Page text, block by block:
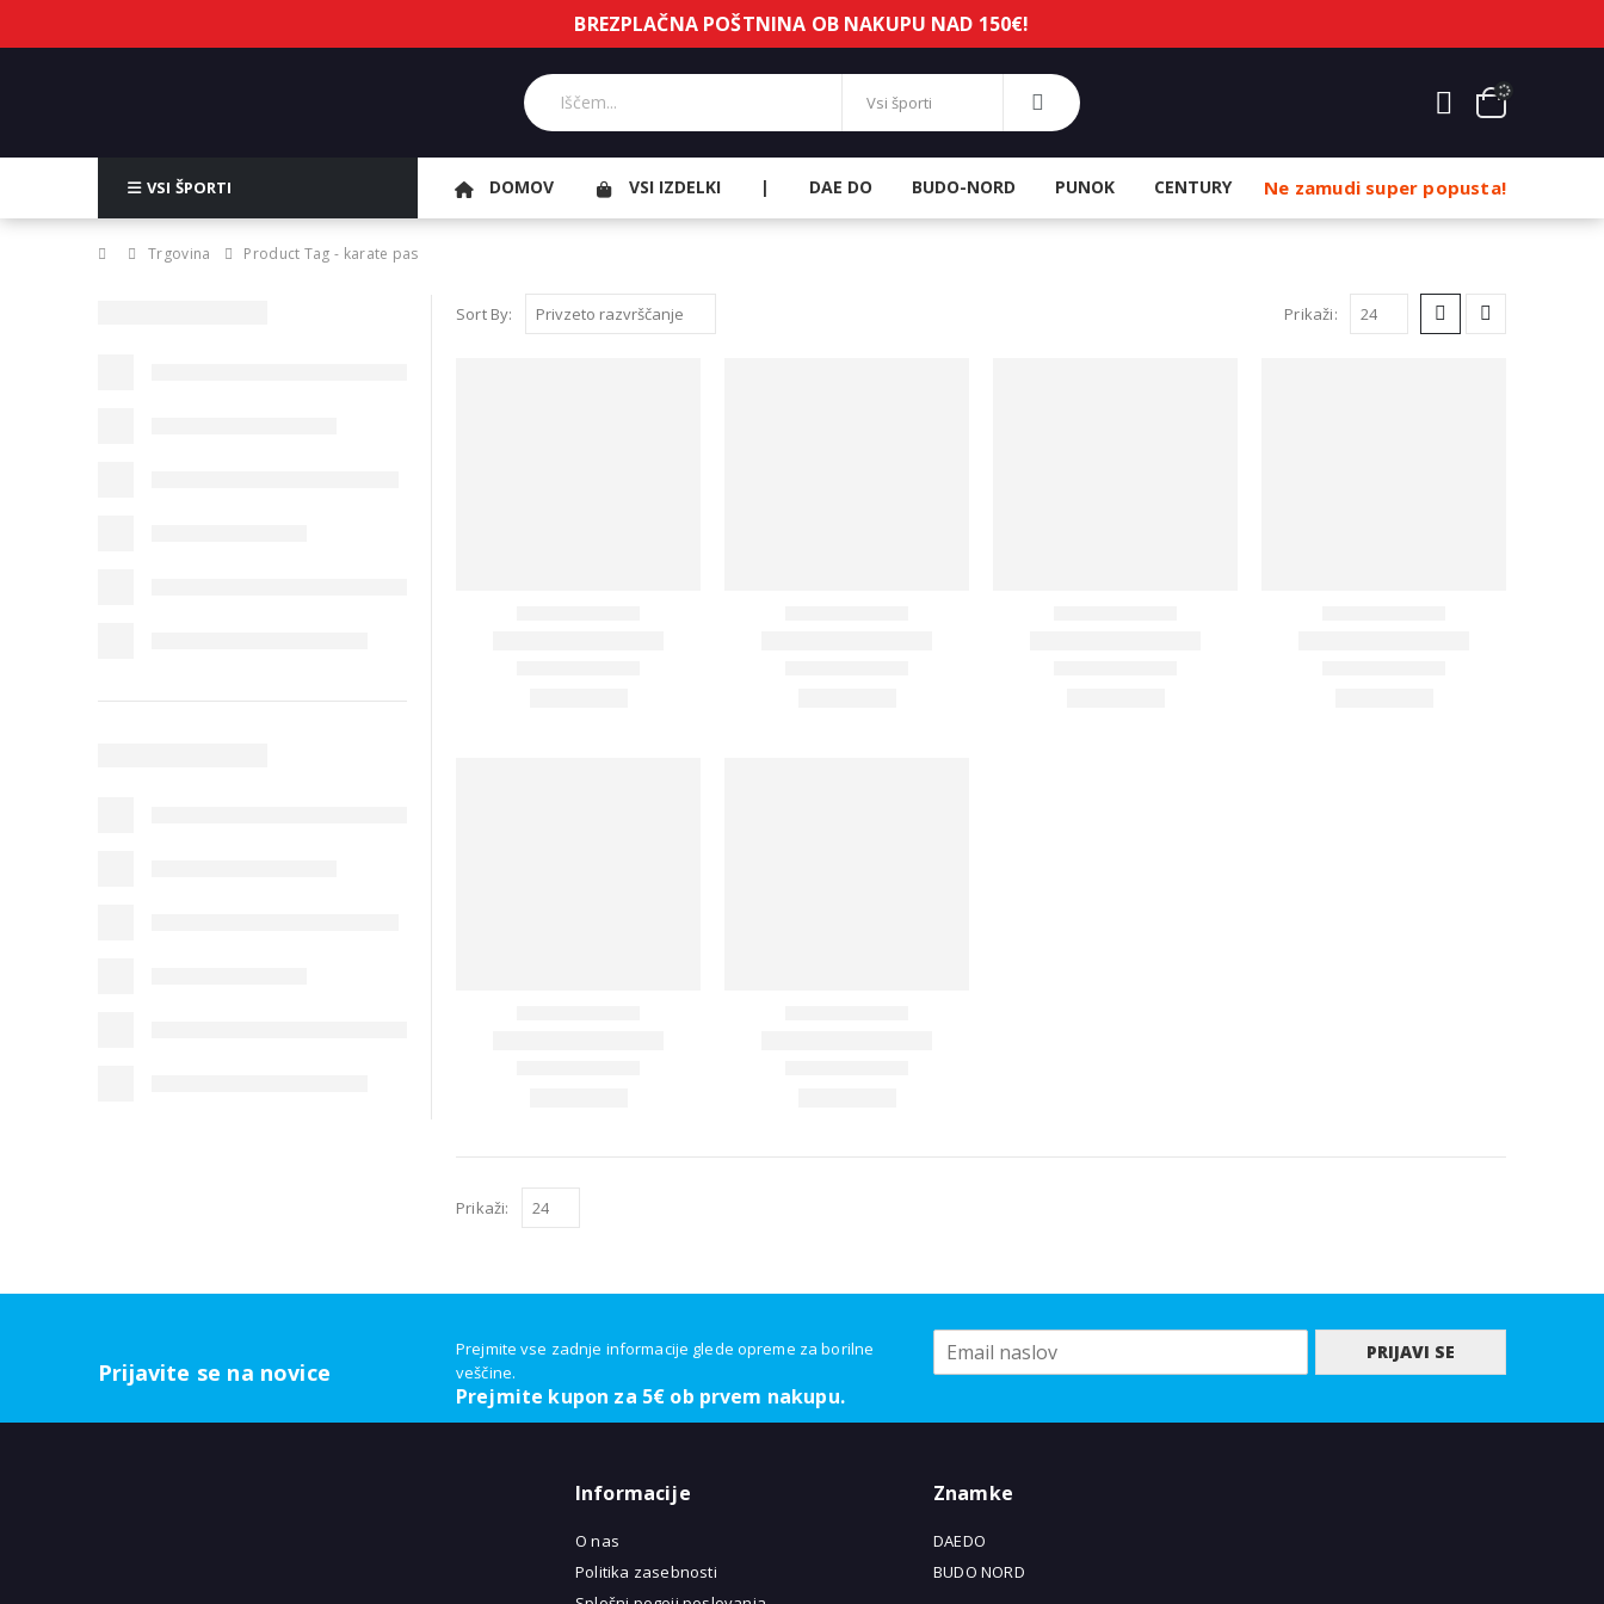
BREZPLAČNA POŠTNINA OB NAKUPU NAD 150€!
VSI ŠPORTI DOMOV VSI IZDELKI | DAE DO BUDO-NORD PUNOK CENTURY Ne zamudi super popusta!
Trgovina Product Tag - karate pas
Sort By: Prikaži:
Prikaži:
Prijavite se na novice
Prejmite vse zadnje informacije glede opreme za borilne
veščine.
Prejmite kupon za 5€ ob prvem nakupu.
PRIJAVI SE
Informacije
O nas
Politika zasebnosti
Znamke
DAEDO
BUDO NORD